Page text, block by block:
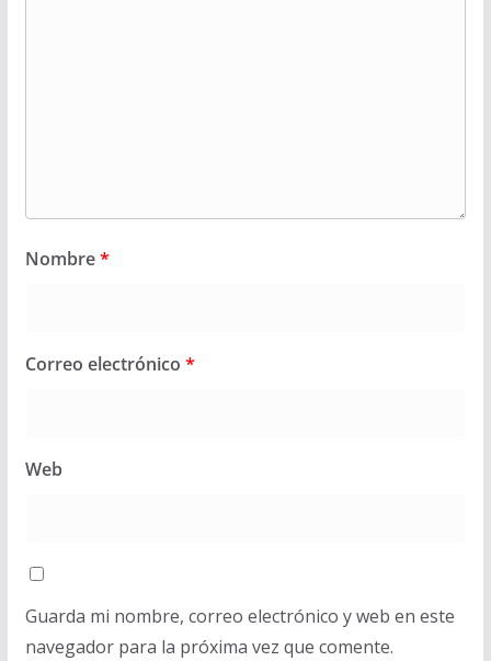
Nombre*
Correo electrónico *
Web
Guarda mi nombre, correo electrónico y web en este
navegador para la próxima vez que comente.